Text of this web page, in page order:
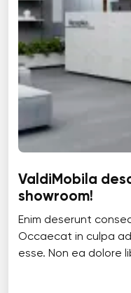
ValdiMobila
showroom!
Enim deserunt
Occaecat in culpa
esse. Non ea dolore